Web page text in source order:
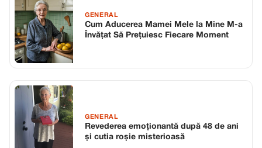
GENERAL
Cum Aducerea Mamei Mele la Mine M-a
Învățat Să Prețuiesc Fiecare Moment
GENERAL
Revederea emoționantă după 48 de ani
și cutia roșie misterioasă